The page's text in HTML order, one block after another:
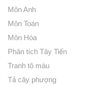
Môn Anh
Môn Toán
Môn Hóa
Phân tích Tây Tiến
Tranh tô màu
Tả cây phượng